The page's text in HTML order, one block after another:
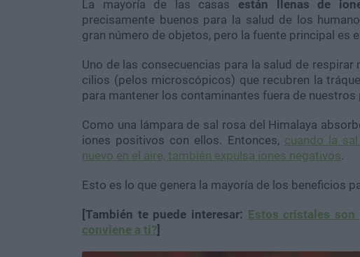
La mayoría de las casas están llenas de
precisamente buenos para la salud de los
gran número de objetos, pero la fuente principal es
Uno de las consecuencias para la salud de
cilios (pelos microscópicos) que recubren la
para mantener los contaminantes fuera de nuestros
Como una lámpara de sal rosa del Himalaya
iones positivos con ellos. Entonces, cuando la
nuevo en el aire, también expulsa iones negativos.
Esto es lo que genera la mayoría de los beneficios
[También te puede interesar: Estos cristales
conviene a ti?]